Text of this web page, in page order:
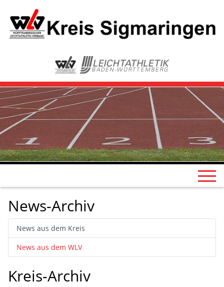
News-Archiv
News aus dem Kreis
News aus dem WLV
Kreis-Archiv